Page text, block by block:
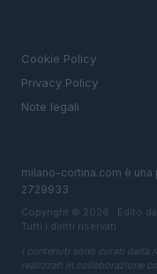
Cookie Policy
Privacy Policy
Note legali
milano-cortina.com è una
2729933
Copyright © 2026 · Edito
Tutti i diritti riservati
I contenuti sono curati dalla
realizzati in collaborazione